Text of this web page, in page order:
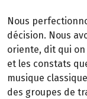
Nous
décision. Nous
oriente, dit qui on
et les constats
musique
des groupes de